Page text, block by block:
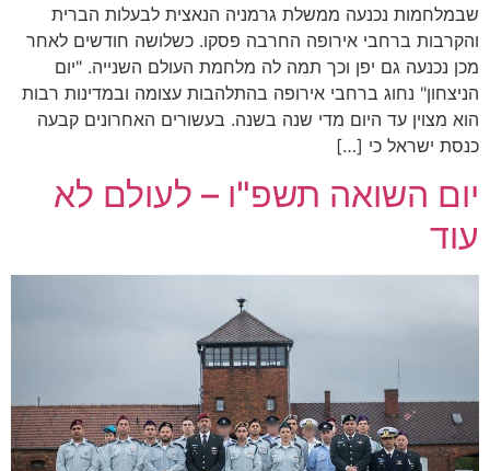
שבמלחמות נכנעה ממשלת גרמניה הנאצית לבעלות הברית
והקרבות ברחבי אירופה החרבה פסקו. כשלושה חודשים לאחר
מכן נכנעה גם יפן וכך תמה לה מלחמת העולם השנייה. "יום
הניצחון" נחוג ברחבי אירופה בהתלהבות עצומה ובמדינות רבות
הוא מצוין עד היום מדי שנה בשנה. בעשורים האחרונים קבעה
כנסת ישראל כי […]
יום השואה תשפ"ו – לעולם לא
עוד